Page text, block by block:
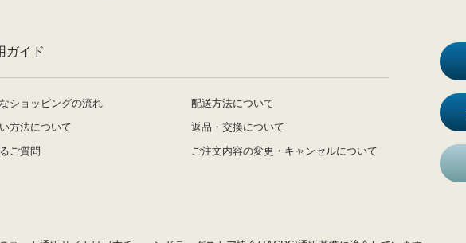
ガイド
ショッピングの流れ
配送方法について
方法について
返品・交換について
ご質問
ご注文内容の変更・キャンセルについて